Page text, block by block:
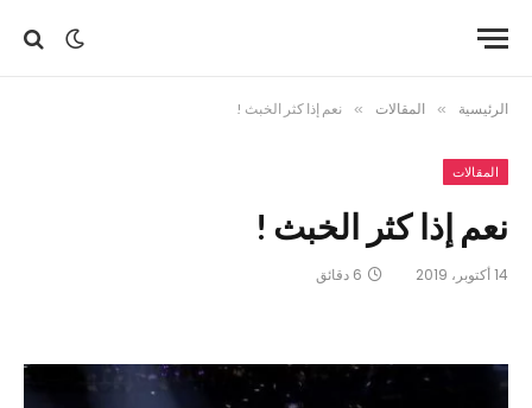
الرئيسية » المقالات » نعم إذا كثر الخبث !
المقالات
نعم إذا كثر الخبث !
14 أكتوبر، 2019 6 دقائق